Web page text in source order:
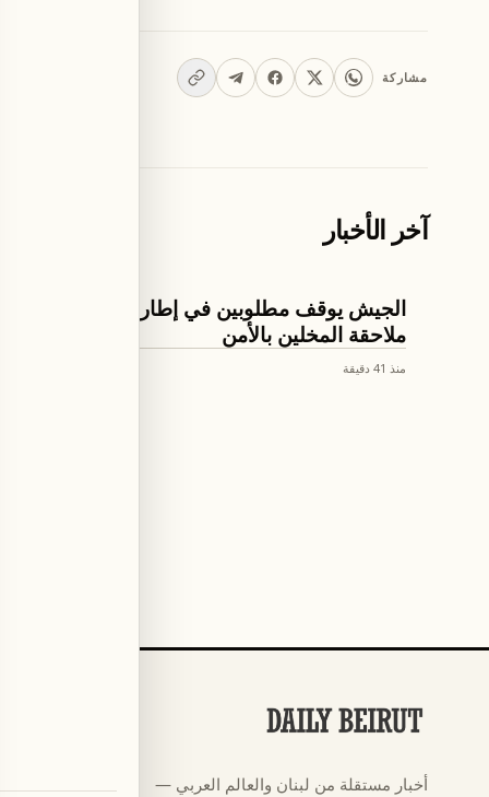
مشاركة
آخر الأخبار
اخبار لبنان
الجيش يوقف مطلوبين في إطار
ملاحقة المخلين بالأمن
منذ 41 دقيقة
أخبار مستقلة من لبنان والعالم العربي — كأس العالم